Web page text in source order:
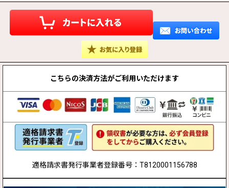
こちらの決済方法がご利用いただけます
適格請求書発行事業者登録番号：T8120001156788